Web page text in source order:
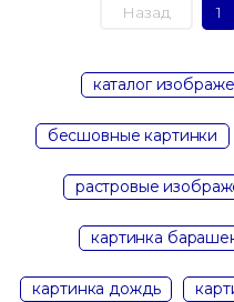
Назад 1
каталог
бесшовные картинки
растровые
картинка
картинка дождь